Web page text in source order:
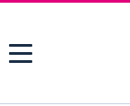
Menu